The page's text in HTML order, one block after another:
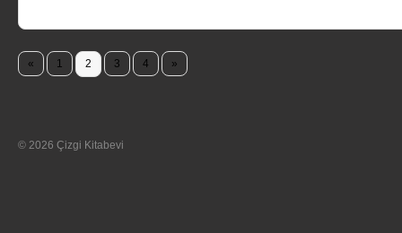
« 1 2 3 4 »
© 2026 Çizgi Kitabevi